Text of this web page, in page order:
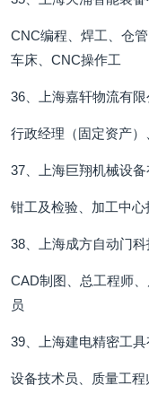
CNC编程、焊工、仓
车床、CNC操作工
36、上海嘉轩物流有限
行政经理（固定资产
37、上海巨翔机械设备
钳工及检验、加工中
38、上海成方自动门
CAD制图、总工程师
员
39、上海建电精密工具
设备技术员、质量工